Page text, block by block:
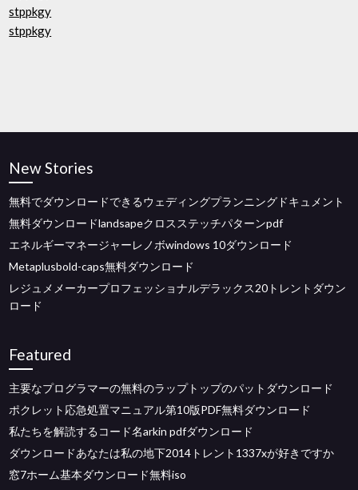
stppkgy
stppkgy
New Stories
無料でダウンロードできるウェディングプランニングドキュメント
無料ダウンロードlandsapeクロスステッチパターンpdf
エネルギーマネージャーレノボwindows 10ダウンロード
Metaplusbold-caps無料ダウンロード
レジュメメーカープロフェッショナルデラックス20トレントダウン
ロード
Featured
主要なプログラマーの無料のラップトップのパットダウンロード
ポクレット応急処置マニュアル第10版PDF無料ダウンロード
私たちを解読するコード名arkin pdfダウンロード
ダウンロードあなたは私の地下2014トレント1337xが好きですか
窓7ホーム基本ダウンロード無料iso